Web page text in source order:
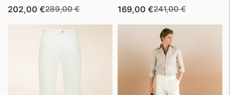
202,00 €Prezzo
listino
289,00 €Prezzo
169,00 €Prezzo
listino
241,00 €Prezzo